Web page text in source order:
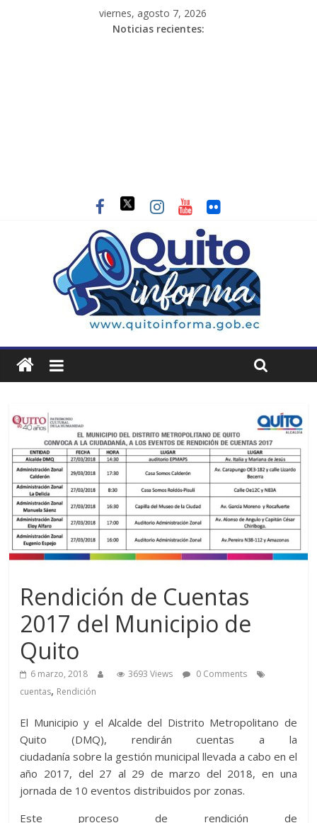
viernes, agosto 7, 2026
Noticias recientes:
Rendición de Cuentas
2017 del Municipio de
Quito
6 marzo, 2018 3693 Views
0 Comments
cuentas, Rendición
El Municipio y el Alcalde del Distrito Metropolitano de
Quito (DMQ), rendirán cuentas a la
ciudadanía sobre la gestión municipal llevada a cabo en el
año 2017, del 27 al 29 de marzo del 2018, en una
jornada de 10 eventos distribuidos por zonas.
Este proceso de rendición de